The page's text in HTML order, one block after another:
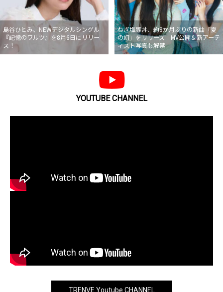
島谷ひとみ、NEWデジタルシングル
『記憶のワルツ』を8月6日にリリー
ス！
ねぎ塩豚丼、約8か月ぶりの新曲「夏
の幻」をリリース MV公開＆新アーテ
ィスト写真も解禁
YOUTUBE CHANNEL
TRENVE Youtube CHANNEL